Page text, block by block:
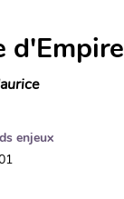
d'Empire
enjeux